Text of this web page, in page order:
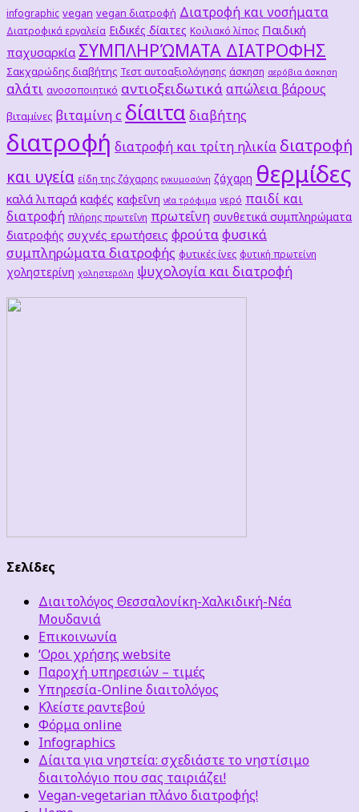
infographic vegan vegan διατροφή Διατροφή και νοσήματα
Διατροφικά εργαλεία Ειδικές δίαιτες Κοιλιακό λίπος Παιδική
παχυσαρκία ΣΥΜΠΛΗΡΏΜΑΤΑ ΔΙΑΤΡΟΦΗΣ
Σακχαρώδης διαβήτης Τεστ αυτοαξιολόγησης άσκηση αερόβια άσκηση
αλάτι ανοσοποιητικό αντιοξειδωτικά απώλεια βάρους
βιταμίνες βιταμίνη c δίαιτα διαβήτης
διατροφή διατροφή και τρίτη ηλικία διατροφή
και υγεία είδη της ζάχαρης εγκυμοσύνη ζάχαρη θερμίδες
καλά λιπαρά καφές καφεΐνη νέα τρόφιμα νερό παιδί και
διατροφή πλήρης πρωτεΐνη πρωτεΐνη συνθετικά συμπληρώματα
διατροφής συχνές ερωτήσεις φρούταφυσικά
συμπληρώματα διατροφής φυτικές ίνες φυτική πρωτείνη
χοληστερίνη χοληστερόλη ψυχολογία και διατροφή
Σελίδες
Διαιτολόγος Θεσσαλονίκη-Χαλκιδική-Νέα
Μουδανιά
Επικοινωνία
‘Οροι χρήσης website
Παροχή υπηρεσιών – τιμές
Υπηρεσία-Online διαιτολόγος
Κλείστε ραντεβού
Φόρμα online
Infographics
Δίαιτα για νηστεία: σχεδιάστε το νηστίσιμο
διαιτολόγιο που σας ταιριάζει!
Vegan-vegetarian πλάνο διατροφής!